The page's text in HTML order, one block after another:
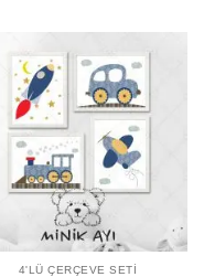
4'LÜ ÇERÇEVE SETI